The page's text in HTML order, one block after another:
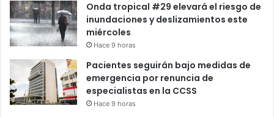
Onda tropical #29 elevará el riesgo de
inundaciones y deslizamientos este
miércoles
Hace 9 horas
Pacientes seguirán bajo medidas de
emergencia por renuncia de
especialistas en la CCSS
Hace 9 horas